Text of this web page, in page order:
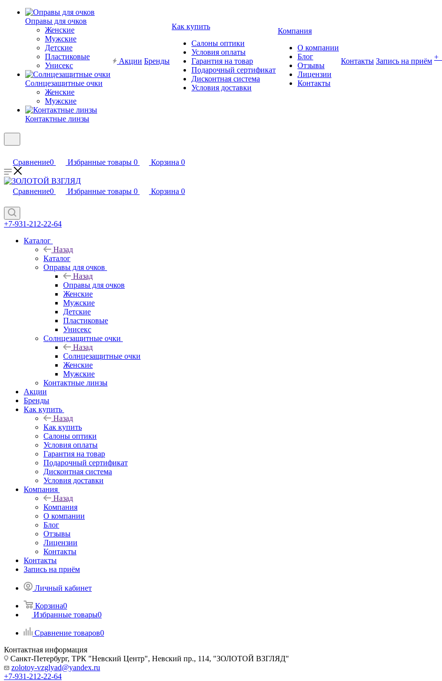
Оправы для очков
Женские
Мужские
Детские
Пластиковые
Унисекс
Солнцезащитные очки
Женские
Мужские
Контактные линзы
Акции Бренды
Как купить
Салоны оптики
Условия оплаты
Гарантия на товар
Подарочный сертификат
Дисконтная система
Условия доставки
Компания
О компании
Блог
Отзывы
Лицензии
Контакты
Контакты Запись на приём +
Сравнение0 Избранные товары 0 Корзина 0
Сравнение0 Избранные товары 0 Корзина 0
+7-931-212-22-64
Каталог
Назад
Каталог
Оправы для очков
Назад
Оправы для очков
Женские
Мужские
Детские
Пластиковые
Унисекс
Солнцезащитные очки
Назад
Солнцезащитные очки
Женские
Мужские
Контактные линзы
Акции
Бренды
Как купить
Назад
Как купить
Салоны оптики
Условия оплаты
Гарантия на товар
Подарочный сертификат
Дисконтная система
Условия доставки
Компания
Назад
Компания
О компании
Блог
Отзывы
Лицензии
Контакты
Контакты
Запись на приём
Личный кабинет
Корзина0
Избранные товары0
Сравнение товаров0
Контактная информация
Санкт-Петербург, ТРК "Невский Центр", Невский пр., 114, "ЗОЛОТОЙ ВЗГЛЯД"
zolotoy-vzglyad@yandex.ru
+7-931-212-22-64